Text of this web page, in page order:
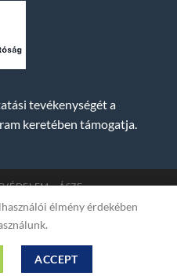
tevékenységét a
keretében támogatja.
ÁSZF
TV | Hegyvidék Média
Hungary, XII. Hajnóczy József
weboldal 256 bit SSL COMODO
védve
élmény érdekében
ACCEPT